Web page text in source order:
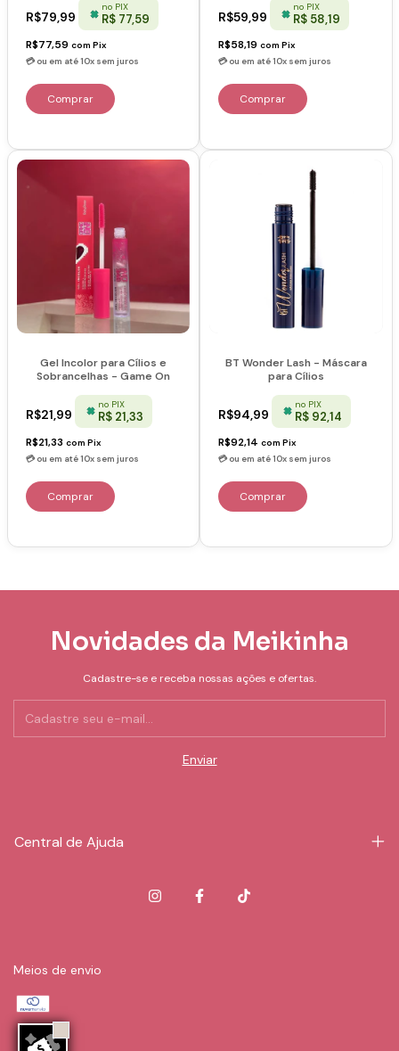
R$79,99
no PIX
R$ 77,59
R$77,59 com Pix
R$59,99
no PIX
R$ 58,19
R$58,19 com Pix
Gel Incolor para Cílios e
Sobrancelhas - Game On
R$21,99
no PIX
R$ 21,33
R$21,33 com Pix
BT Wonder Lash - Máscara
para Cílios
R$94,99
no PIX
R$ 92,14
R$92,14 com Pix
Novidades da Meikinha
Cadastre-se e receba nossas ações e ofertas.
Central de Ajuda
Meios de envio